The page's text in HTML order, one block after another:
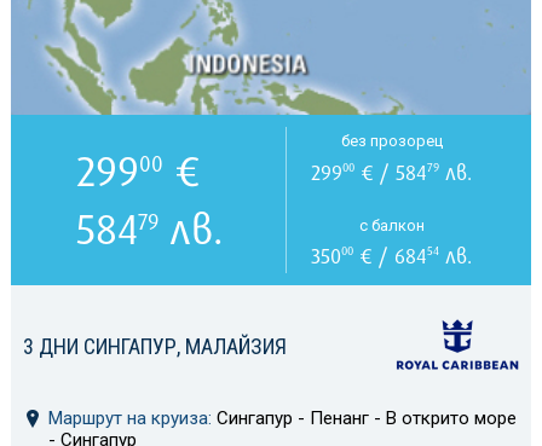
3 ДНИ СИНГАПУР, МАЛАЙЗИЯ
Маршрут на круиза: Сингапур - Пенанг - В открито море
- Сингапур
29900 €
58479лв.
без прозорец
29900 € / 58479 лв.
с балкон
35000 € / 68454 лв.